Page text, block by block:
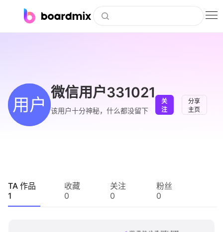
下载
会员
企业服务
用户
微信用户331021
该用户十分神秘，什么都没留下
关
注
分享
主页
TA 作品
1
收藏
0
关注
0
粉丝
0